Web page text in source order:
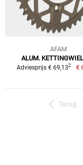
AFAM
ALUM.
Adviesprijs € 69,132 €
Terug